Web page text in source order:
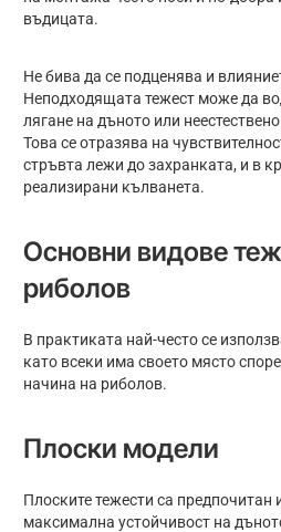
въдицата.
Не бива да се подценява и
Неподходящата тежест може да
лягане на дъното или
Това се отразява на
стръвта лежи до захранката, и в
реализирани кълванета.
Основни видове
риболов
В практиката най-често се
като всеки има своето място
начина на риболов.
Плоски модели
Плоските тежести са предпочитан
максимална устойчивост на